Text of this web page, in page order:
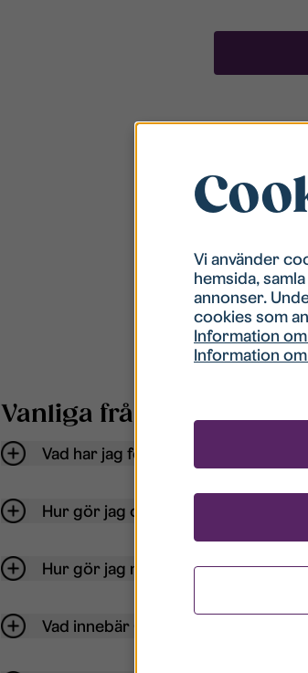
För att ha
snabbt!
Vanliga frågor och svar
Vad har jag för användarnamn?
Hur gör jag om mitt konto är låst?
Hur gör jag när jag glömt mitt
Vad innebär Gästkonto/
Vi använder
hemsida,
annonser.
cookies som
Information
Information